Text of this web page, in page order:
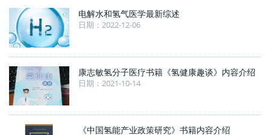
电解水和氢气医学最新综述
日期：2022-12-06
康志敏氢分子医疗书籍《氢健康趣谈》内容介绍
日期：2021-10-14
《中国氢能产业政策研究》书籍内容介绍